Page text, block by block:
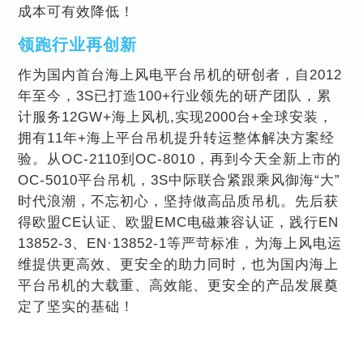
成本可有效降低！
领跑行业再创新
作为国内首台海上风电平台吊机的研创者，自2012
年至今，3S已打造100+行业领先的研产团队，累
计服务12GW+海上风机,实现2000台+全球安装，
拥有11年+海上平台吊机提升转运整体解决方案经
验。从OC-2110到OC-8010，再到今天全新上市的
OC-5010平台吊机，3S中际联合紧跟乘风御海“大”
时代浪潮，不忘初心，坚持做高品质吊机。先后获
得欧盟CE认证、欧盟EMC电磁兼容认证，践行EN
13852-3、EN·13852-1等严苛标准，为海上风电运
维提供更高效、更安全的助力同时，也为国内海上
平台吊机的大载重、高效能、更安全的产品发展奠
定了坚实的基础！